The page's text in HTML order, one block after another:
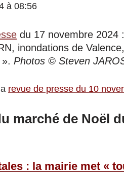
à 08:56
du 17 novembre 2024
inondations de
Photos © Steven
revue de presse du 10
marché de Noël
: la mairie met «